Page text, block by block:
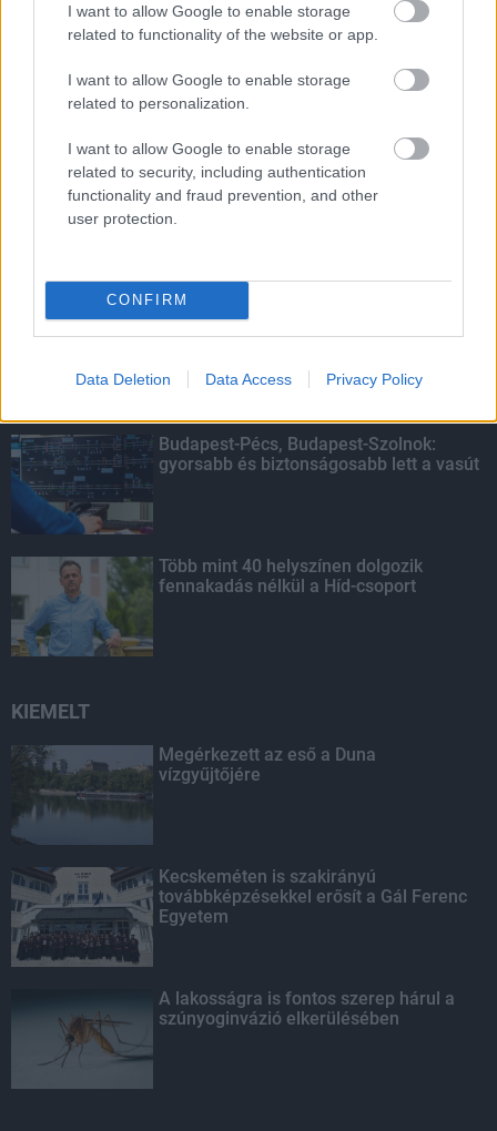
I want to allow Google to enable storage
related to functionality of the website or app.
I want to allow Google to enable storage
related to personalization.
I want to allow Google to enable storage
related to security, including authentication
functionality and fraud prevention, and other
user protection.
CONFIRM
Data Deletion Data Access Privacy Policy
HIRDETÉS
HIRDETÉS
HIRDETÉS
LEGOLVASOTTABB
Indul a diákok pénzügyi ismereteit
erősítő Pénz7 programsorozat
Budapest-Pécs, Budapest-Szolnok:
gyorsabb és biztonságosabb lett a vasút
Több mint 40 helyszínen dolgozik
fennakadás nélkül a Híd-csoport
KIEMELT
Megérkezett az eső a Duna
vízgyűjtőjére
Kecskeméten is szakirányú
továbbképzésekkel erősít a Gál Ferenc
Egyetem
A lakosságra is fontos szerep hárul a
szúnyoginvázió elkerülésében